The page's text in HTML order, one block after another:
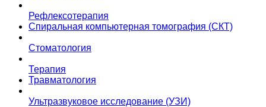
Рефлексотерапия
Спиральная компьютерная томография (СКТ)
Стоматология
Терапия
Травматология
Ультразвуковое исследование (УЗИ)